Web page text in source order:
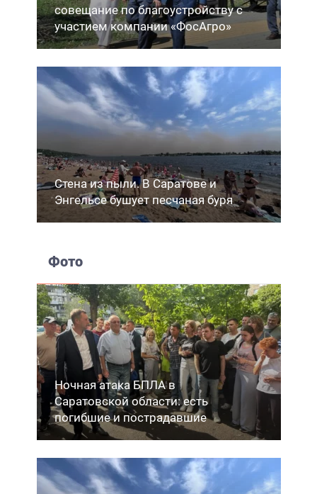
совещание по благоустройству с
участием компании «ФосАгро»
Стена из пыли. В Саратове и
Энгельсе бушует песчаная буря
Фото
Ночная атака БПЛА в
Саратовской области: есть
погибшие и пострадавшие